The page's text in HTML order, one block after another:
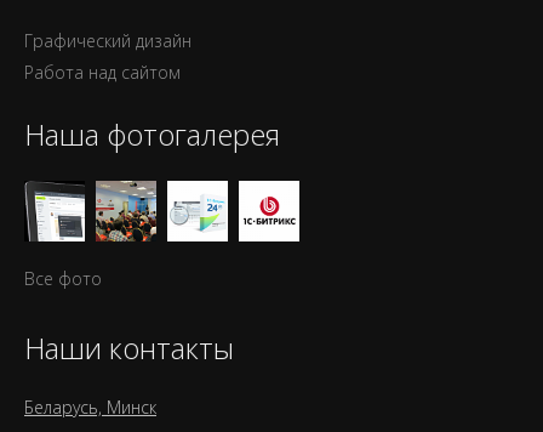
Графический дизайн
Работа над сайтом
Наша фотогалерея
Все фото
Наши контакты
Беларусь, Минск